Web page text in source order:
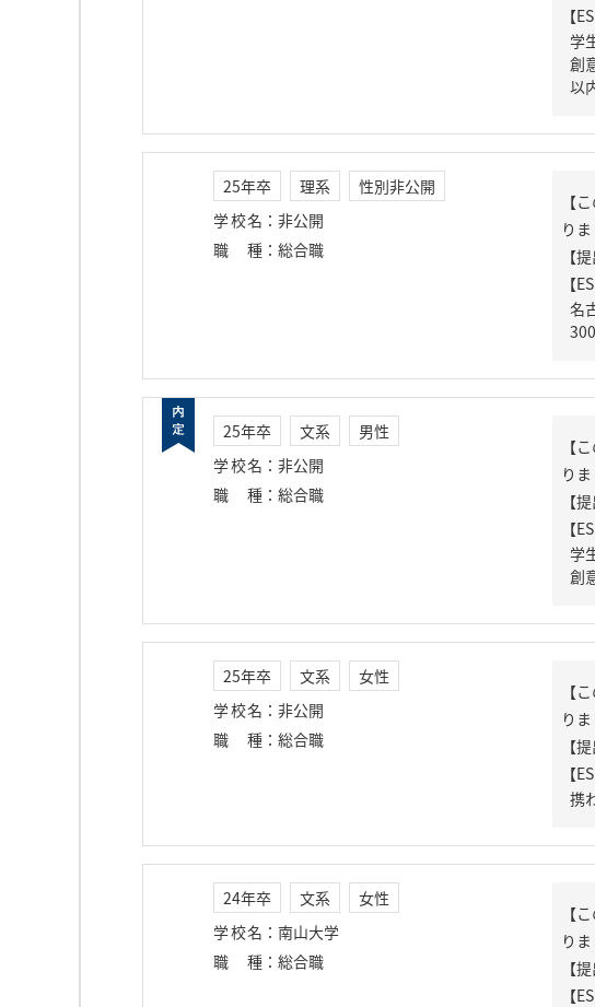
【
学
創
以
25年卒 理系
性別非公開
学校名 ： 非公開
職種 ： 総合職
【
り
【
【
名
300
25年卒 文系
男性
学校名 ： 非公開
職種 ： 総合職
【
り
【
【
学
創
25年卒 文系
女性
学校名 ： 非公開
職種 ： 総合職
【
り
【
【
携
24年卒 文系
女性
学校名 ： 南山大学
職種 ： 総合職
【
り
【
【